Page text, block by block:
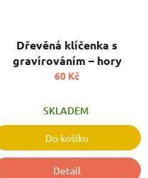
Dřevěná klíčenka s
gravírováním – hory
60 Kč
SKLADEM
Do košíku
Detail